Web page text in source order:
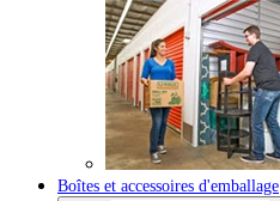
Boîtes et accessoires d'emballage